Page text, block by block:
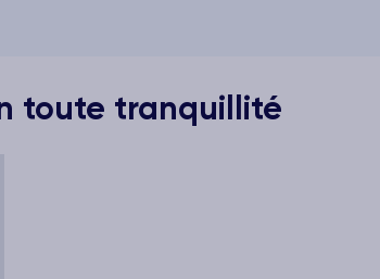
toute tranquillité